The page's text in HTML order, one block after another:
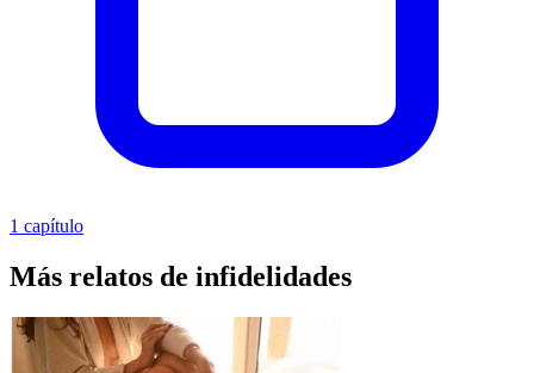
1 capítulo
Más relatos de infidelidades